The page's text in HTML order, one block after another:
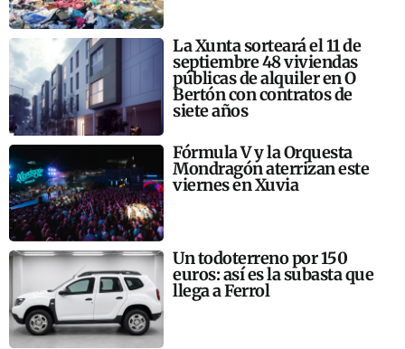
La Xunta sorteará el 11 de
septiembre 48 viviendas
públicas de alquiler en O
Bertón con contratos de
siete años
Fórmula V y la Orquesta
Mondragón aterrizan este
viernes en Xuvia
Un todoterreno por 150
euros: así es la subasta que
llega a Ferrol